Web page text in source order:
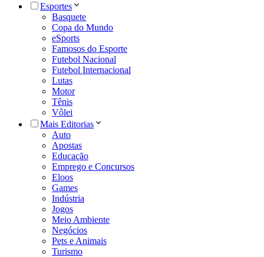
Esportes
Basquete
Copa do Mundo
eSports
Famosos do Esporte
Futebol Nacional
Futebol Internacional
Lutas
Motor
Tênis
Vôlei
Mais Editorias
Auto
Apostas
Educação
Emprego e Concursos
Eloos
Games
Indústria
Jogos
Meio Ambiente
Negócios
Pets e Animais
Turismo